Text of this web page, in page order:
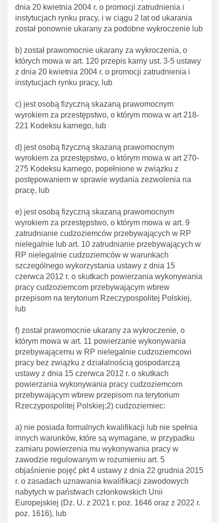
dnia 20 kwietnia 2004 r. o promocji zatrudnienia i
instytucjach rynku pracy, i w ciągu 2 lat od ukarania
został ponownie ukarany za podobne wykroczenie lub
b) został prawomocnie ukarany za wykroczenia, o
których mowa w art. 120 przepis karny ust. 3-5 ustawy
z dnia 20 kwietnia 2004 r. o promocji zatrudnienia i
instytucjach rynku pracy, lub
c) jest osobą fizyczną skazaną prawomocnym
wyrokiem za przestępstwo, o którym mowa w art 218-
221 Kodeksu karnego, lub
d) jest osobą fizyczną skazaną prawomocnym
wyrokiem za przestępstwo, o którym mowa w art 270-
275 Kodeksu karnego, popełnione w związku z
postępowaniem w sprawie wydania zezwolenia na
pracę, lub
e) jest osobą fizyczną skazaną prawomocnym
wyrokiem za przestępstwo, o którym mowa w art. 9
zatrudnianie cudzoziemców przebywających w RP
nielegalnie lub art. 10 zatrudnianie przebywających w
RP nielegalnie cudzoziemców w warunkach
szczególnego wykorzystania ustawy z dnia 15
czerwca 2012 r. o skutkach powierzania wykonywania
pracy cudzoziemcom przebywającym wbrew
przepisom na terytorium Rzeczypospolitej Polskiej,
lub
f) został prawomocnie ukarany za wykroczenie, o
którym mowa w art. 11 powierzanie wykonywania
przebywającemu w RP nielegalnie cudzoziemcowi
pracy bez związku z działalnością gospodarczą
ustawy z dnia 15 czerwca 2012 r. o skutkach
powierzania wykonywania pracy cudzoziemcom
przebywającym wbrew przepisom na terytorium
Rzeczypospolitej Polskiej;2) cudzoziemiec:
a) nie posiada formalnych kwalifikacji lub nie spełnia
innych warunków, które są wymagane, w przypadku
zamiaru powierzenia mu wykonywania pracy w
zawodzie regulowanym w rozumieniu art. 5
objaśnienie pojęć pkt 4 ustawy z dnia 22 grudnia 2015
r. o zasadach uznawania kwalifikacji zawodowych
nabytych w państwach członkowskich Unii
Europejskiej (Dz. U. z 2021 r. poz. 1646 oraz z 2022 r.
poz. 1616), lub
Art. 75. Decyzja w sprawie odmowy wydania wizy
krajowej
Art. 76. środki odwoławcze od decyzji o odmowie
Art. 77. Dokumenty składane przez cudzoziemca
ubiegającego się o wizę krajową
Art. 77a. Przekazanie przez konsula
schengen I przedłożonych dokumentów
Art. 77b. Opłaty za przyjęcie I rozpatrzenie wniosku
o wydanie wizy krajowej lub o wydanie wizy
schengen I wizy krajowej
Art. 78. Forma wizy krajowej
Art. 79. BłąD w naklejce wizowej
Art. 79a. Wydanie lub odmowa wydania przez
Art. 80. Delegacja ustawowa
Rozdział 2. Przedłużanie wiz
Art. 82. Przedłużenie okresu ważnośCI wizy lub
okresu pobytu objętego wizą
Art. 83. Konsultacje w sprawie przedłużenia wizy
krajowej I informacja o wydanej decyzji
Art. 83a. Prośba o przeprowadzenie konsultacji w
Art. 84. Przedłużanie wizy krajowej I właściwość
organów w tych sprawach
Art. 85. Wniosek o przedłużenie wizy
Art. 86. Przesłanki odmowy wszczęcia
postępowania o przedłużenie wizy
Art. 87. Postępowanie w sprawie przedłużenia
wizy
Art. 88. Forma przedłużonej wizy krajowej
Art. 89. Delegacja ustawowa
Rozdział 3. Cofanie I unieważnianie wiz
Art. 90. Przesłanki cofnięcia wizy krajowej
Art. 91. Przesłanki unieważnienia wizy krajowej
Art. 92. Właściwość organów w sprawach cofnięcia
lub unieważnienia wizy